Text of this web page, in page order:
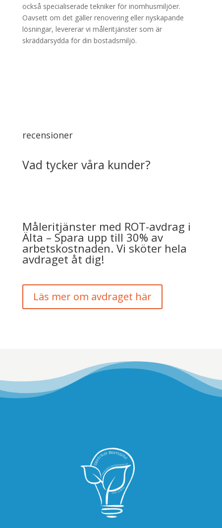
också specialiserade tekniker för inomhusmiljöer.
Oavsett om det gäller renovering eller nyskapande
lösningar, levererar vi måleritjänster som är
skräddarsydda för din bostadsmiljö.
recensioner
Vad tycker våra kunder?
Måleritjänster med ROT-avdrag i
Älta – Spara upp till 30% av
arbetskostnaden. Vi sköter hela
avdraget åt dig!
Läs mer om avdraget här